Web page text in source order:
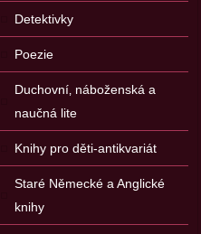
Detektivky
Poezie
Duchovní‚ náboženská a
naučná lite
Knihy pro děti-antikvariát
Staré Německé a Anglické
knihy